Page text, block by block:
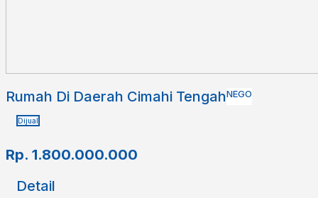
Rumah Di Daerah Cimahi TengahNEGO
Dijual
Rp. 1.800.000.000
Detail